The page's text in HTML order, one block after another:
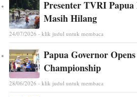
Presenter TVRI
Masih Hilang
24/07/2026 - klik judul untuk membaca
Papua Governor
Championship
28/06/2026 - klik judul untuk membaca